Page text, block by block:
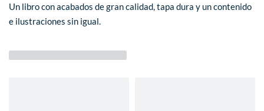
Un libro con acabados de gran calidad, tapa dura y un contenido
e ilustraciones sin igual.